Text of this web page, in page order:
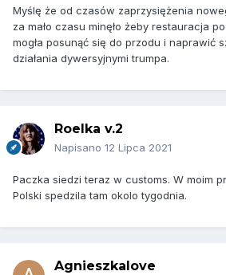
Myślę że od czasów zaprzysiężenia
za mało czasu minęło żeby restauracja
mogła posunąć się do przodu i naprawić
działania dywersyjnymi trumpa.
Roelka v.2
Napisano 12 Lipca 2021
Paczka siedzi teraz w customs. W moim
Polski spedzila tam okolo tygodnia.
Agnieszkalove